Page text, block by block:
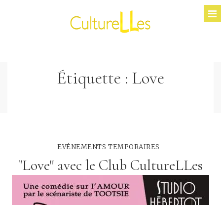
Étiquette : Love
EVÉNEMENTS TEMPORAIRES
"Love" avec le Club CultureLLes